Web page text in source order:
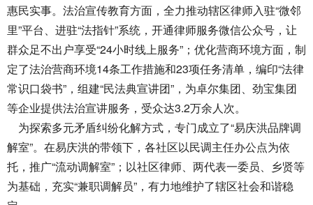
惠民实事。法治宣传教育方面，全力推动辖区律师入驻“微邻
里”平台、进驻“法指针”系统，开通律师服务微信公众号，让
群众足不出户享受“24小时线上服务”；优化营商环境方面，制
定了法治营商环境14条工作措施和23项任务清单，编印“法律
常识口袋书”，组建“民法典宣讲团”，为卓尔集团、劲宝集团
等企业提供法治宣讲服务，受众达3.2万余人次。
为探索多元矛盾纠纷化解方式，专门成立了“易庆洪品牌调
解室”。在易庆洪的带领下，各社区以民调主任办公点为依
托，推广“流动调解室”；以社区律师、两代表一委员、乡贤等
为基础，充实“兼职调解员”，有力地维护了辖区社会和谐稳